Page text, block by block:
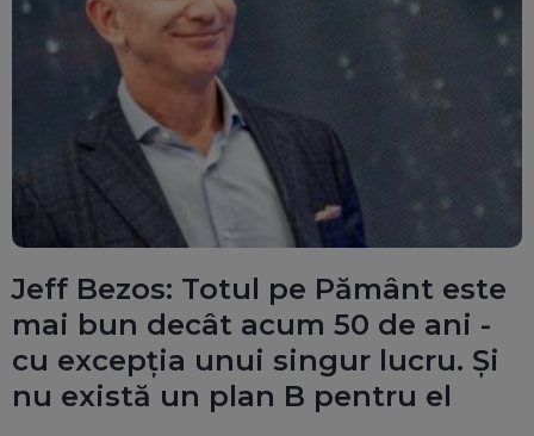
Jeff Bezos: Totul pe Pământ este
mai bun decât acum 50 de ani -
cu excepția unui singur lucru. Și
nu există un plan B pentru el